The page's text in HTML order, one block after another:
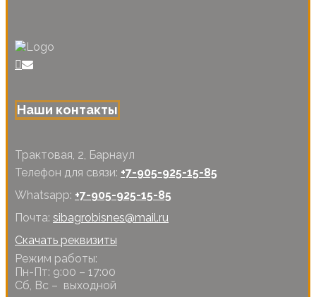
Наши контакты
Трактовая, 2, Барнаул
Телефон для связи: +7-905-925-15-85
Whatsapp: +7-905-925-15-85
Почта: sibagrobisnes@mail.ru
Скачать реквизиты
Режим работы:
Пн-Пт: 9:00 – 17:00
Сб, Вс – выходной